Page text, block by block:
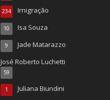
Imigração
234
Isa Souza
10
Jade Matarazzo
9
José Roberto Luchetti
59
Juliana Biundini
1